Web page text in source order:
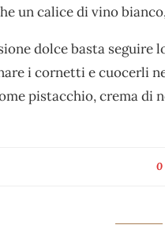
un calice di vino
dolce basta seguire
i cornetti e cuocerli
pistacchio, crema di
0